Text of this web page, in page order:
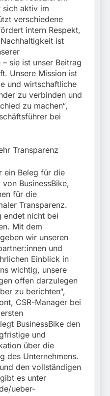
sich aktiv im
verschiedene
intern Respekt,
ist
sie ist unser Beitrag
Unsere Mission ist
und wirtschaftliche
zu verbinden und
zu machen“,
bei
Transparenz
ein Beleg für die
BusinessBike,
für die
Transparenz.
endet nicht bei
Mit dem
wir unseren
und
Einblick in
wichtig, unsere
offen darzulegen
zu berichten“,
CSR-Manager bei
BusinessBike den
und
über die
des Unternehmens.
den vollständigen
es unter
ueber-